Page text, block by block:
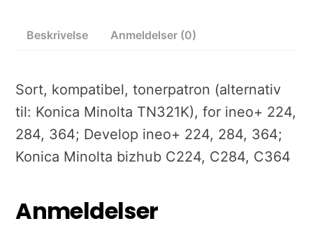
Beskrivelse Anmeldelser (0)
Sort, kompatibel, tonerpatron (alternativ
til: Konica Minolta TN321K), for ineo+ 224,
284, 364; Develop ineo+ 224, 284, 364;
Konica Minolta bizhub C224, C284, C364
Anmeldelser